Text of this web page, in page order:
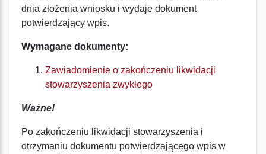
dnia złożenia wniosku i wydaje dokument
potwierdzający wpis.
Wymagane dokumenty:
Zawiadomienie o zakończeniu likwidacji
stowarzyszenia zwykłego
Ważne!
Po zakończeniu likwidacji stowarzyszenia i
otrzymaniu dokumentu potwierdzającego wpis w